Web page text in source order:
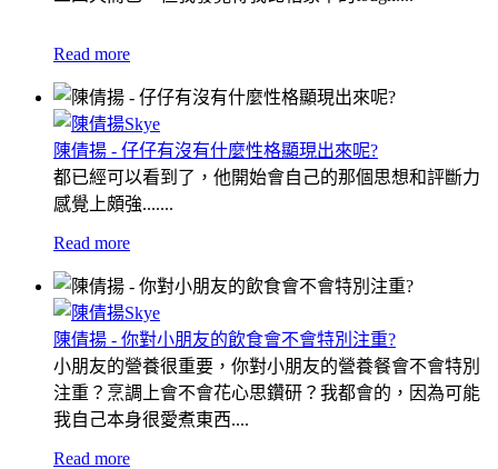
Read more
陳倩揚 - 仔仔有沒有什麼性格顯現出來呢?
都已經可以看到了，他開始會自己的那個思想和評斷力
感覺上頗強.......
Read more
陳倩揚 - 你對小朋友的飲食會不會特別注重?
小朋友的營養很重要，你對小朋友的營養餐會不會特別
注重？烹調上會不會花心思鑽研？我都會的，因為可能
我自己本身很愛煮東西....
Read more